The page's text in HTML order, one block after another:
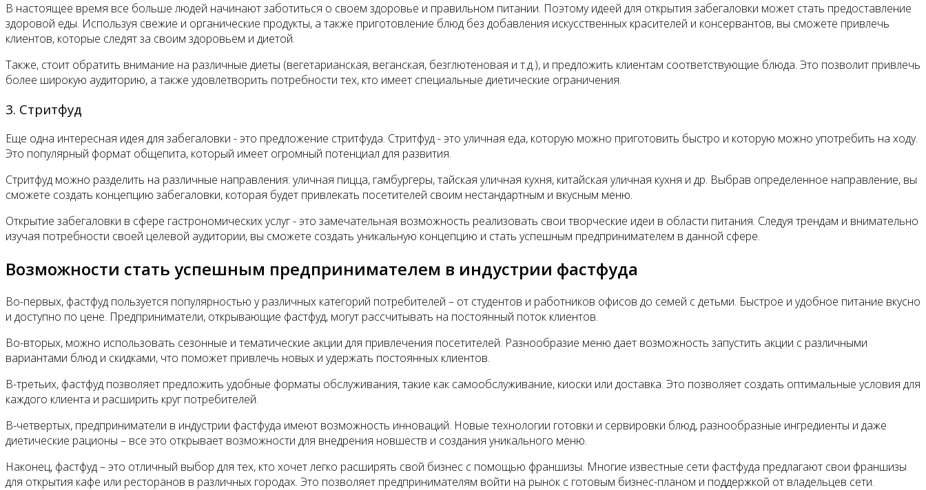
В настоящее время все больше людей начинают заботиться о своем здоровье и правильном питании. Поэтому идеей для открытия забегаловки может стать предоставление
здоровой еды. Используя свежие и органические продукты, а также приготовление блюд без добавления искусственных красителей и консервантов, вы сможете привлечь
клиентов, которые следят за своим здоровьем и диетой.
Также, стоит обратить внимание на различные диеты (вегетарианская, веганская, безглютеновая и т.д.), и предложить клиентам соответствующие блюда. Это позволит привлечь
более широкую аудиторию, а также удовлетворить потребности тех, кто имеет специальные диетические ограничения.
3. Стритфуд
Еще одна интересная идея для забегаловки - это предложение стритфуда. Стритфуд - это уличная еда, которую можно приготовить быстро и которую можно употребить на ходу.
Это популярный формат общепита, который имеет огромный потенциал для развития.
Стритфуд можно разделить на различные направления: уличная пицца, гамбургеры, тайская уличная кухня, китайская уличная кухня и др. Выбрав определенное направление, вы
сможете создать концепцию забегаловки, которая будет привлекать посетителей своим нестандартным и вкусным меню.
Открытие забегаловки в сфере гастрономических услуг - это замечательная возможность реализовать свои творческие идеи в области питания. Следуя трендам и внимательно
изучая потребности своей целевой аудитории, вы сможете создать уникальную концепцию и стать успешным предпринимателем в данной сфере.
Возможности стать успешным предпринимателем в индустрии фастфуда
Во-первых, фастфуд пользуется популярностью у различных категорий потребителей – от студентов и работников офисов до семей с детьми. Быстрое и удобное питание вкусно
и доступно по цене. Предприниматели, открывающие фастфуд, могут рассчитывать на постоянный поток клиентов.
Во-вторых, можно использовать сезонные и тематические акции для привлечения посетителей. Разнообразие меню дает возможность запустить акции с различными
вариантами блюд и скидками, что поможет привлечь новых и удержать постоянных клиентов.
В-третьих, фастфуд позволяет предложить удобные форматы обслуживания, такие как самообслуживание, киоски или доставка. Это позволяет создать оптимальные условия для
каждого клиента и расширить круг потребителей.
В-четвертых, предприниматели в индустрии фастфуда имеют возможность инноваций. Новые технологии готовки и сервировки блюд, разнообразные ингредиенты и даже
диетические рационы – все это открывает возможности для внедрения новшеств и создания уникального меню.
Наконец, фастфуд – это отличный выбор для тех, кто хочет легко расширять свой бизнес с помощью франшизы. Многие известные сети фастфуда предлагают свои франшизы
для открытия кафе или ресторанов в различных городах. Это позволяет предпринимателям войти на рынок с готовым бизнес-планом и поддержкой от владельцев сети.